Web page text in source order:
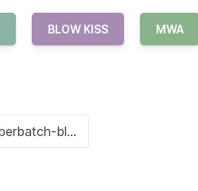
BLOW KISS MWA